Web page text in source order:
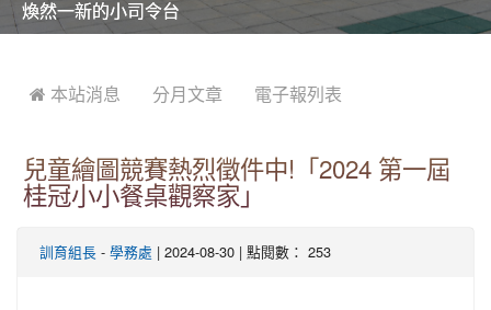
美麗的操場是我們活力的來源
美麗的操場是我們活力的來源
煥然一新的小司令台
煥然一新的小司令台
富含桃園埤塘田園風光意象的中廊
富含桃園埤塘田園風光意象的中廊
嶄新的中庭廣場
嶄新的中庭廣場
水生池生生不息
水生池生生不息
 本站消息 分月文章 電子報列表
兒童繪圖競賽熱烈徵件中!「2024 第一屆
桂冠小小餐桌觀察家」
訓育組長 - 學務處 | 2024-08-30 | 點閱數： 253